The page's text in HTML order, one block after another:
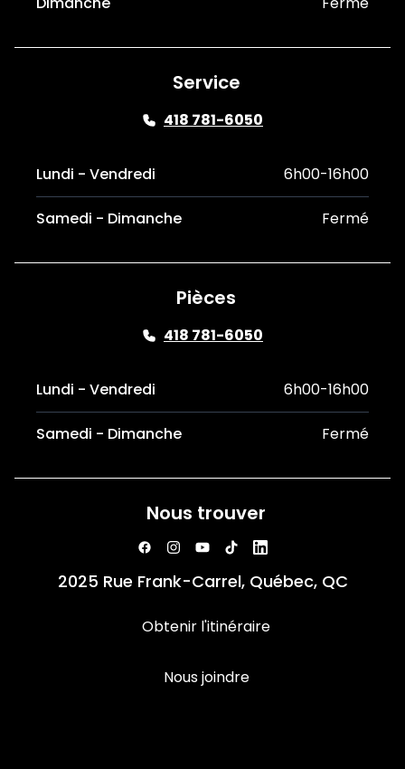
Service
418 781-6050
Lundi - Vendredi 6h00-16h00
Samedi - Dimanche Fermé
Pièces
418 781-6050
Lundi - Vendredi 6h00-16h00
Samedi - Dimanche Fermé
Nous trouver
2025 Rue Frank-Carrel, Québec, QC
Obtenir l'itinéraire
Nous joindre